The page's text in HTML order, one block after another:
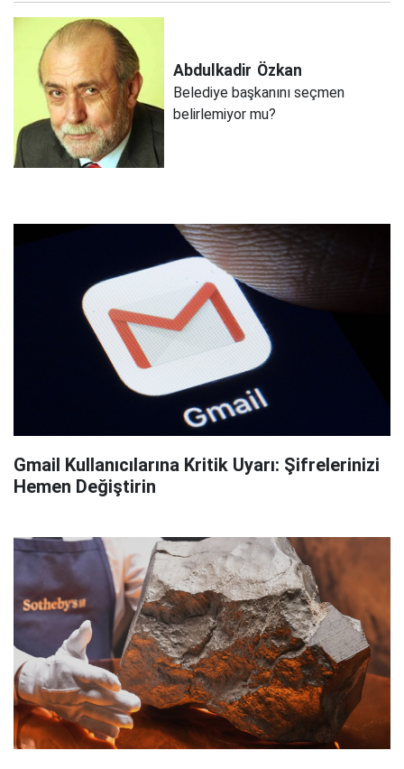
Abdulkadir Özkan
Belediye başkanını seçmen
belirlemiyor mu?
Gmail Kullanıcılarına Kritik Uyarı: Şifrelerinizi
Hemen Değiştirin